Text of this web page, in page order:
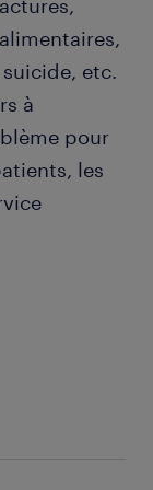
etc.
à
pour
les